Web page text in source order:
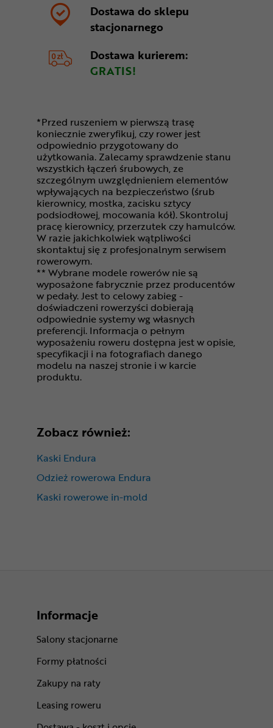
Dostawa do sklepu
stacjonarnego
Dostawa kurierem:
GRATIS!
*Przed ruszeniem w pierwszą trasę
koniecznie zweryfikuj, czy rower jest
odpowiednio przygotowany do
użytkowania. Zalecamy sprawdzenie stanu
wszystkich łączeń śrubowych, ze
szczególnym uwzględnieniem elementów
wpływających na bezpieczeństwo (śrub
kierownicy, mostka, zacisku sztycy
podsiodłowej, mocowania kół). Skontroluj
pracę kierownicy, przerzutek czy hamulców.
W razie jakichkolwiek wątpliwości
skontaktuj się z profesjonalnym serwisem
rowerowym.
** Wybrane modele rowerów nie są
wyposażone fabrycznie przez producentów
w pedały. Jest to celowy zabieg -
doświadczeni rowerzyści dobierają
odpowiednie systemy wg własnych
preferencji. Informacja o pełnym
wyposażeniu roweru dostępna jest w opisie,
specyfikacji i na fotografiach danego
modelu na naszej stronie i w karcie
produktu.
Zobacz również:
Kaski Endura
Odzież rowerowa Endura
Kaski rowerowe in-mold
Informacje
Salony stacjonarne
Formy płatności
Zakupy na raty
Leasing roweru